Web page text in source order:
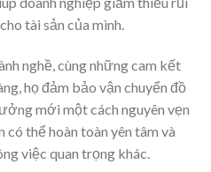
tài sản của mình.
nghề, cùng những cam kết
họ đảm bảo vận chuyển đồ
mới một cách nguyên vẹn
có thể hoàn toàn yên tâm và
việc quan trọng khác.